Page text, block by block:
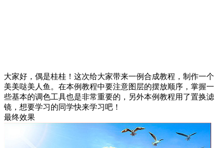
大家好，偶是桂桂！这次给大家带来一例合成教程，制作一个
美美哒美人鱼。在本例教程中要注意图层的摆放顺序，掌握一
些基本的调色工具也是非常重要的，另外本例教程用了置换滤
镜，想要学习的同学快来学习吧！
最终效果